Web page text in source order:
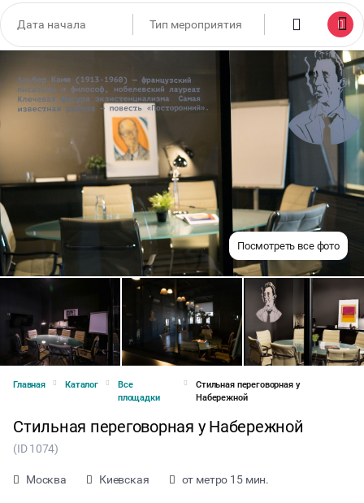
Посмотреть все фото
Главная Каталог
Все
площадки
Стильная переговорная у
Набережной
Стильная переговорная у Набережной
(ID 1074)
Москва Киевская от метро 15 мин.